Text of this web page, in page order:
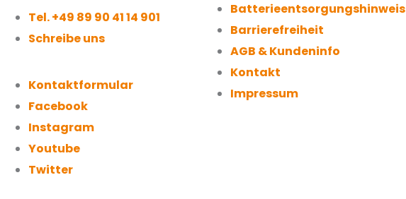
Tel. +49 89 90 41 14 901
Schreibe uns
Kontaktformular
Facebook
Instagram
Youtube
Twitter
Batterieentsorgungshinweis
Barrierefreiheit
AGB & Kundeninfo
Kontakt
Impressum